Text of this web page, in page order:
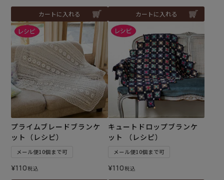
カートに入れる カートに入れる
プライムブレードブランケ
ット（レシピ）
メール便10個まで可
¥110税込
キュートドロップブランケ
ット （レシピ）
メール便10個まで可
¥110税込